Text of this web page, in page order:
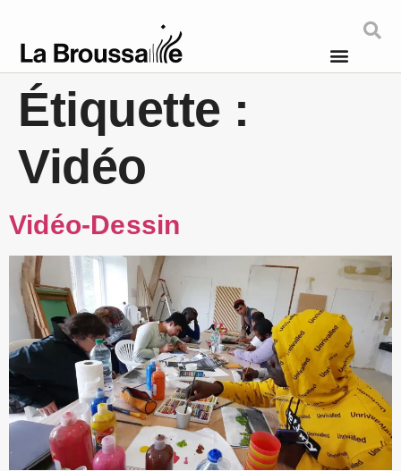
Étiquette :
Vidéo
Vidéo-Dessin